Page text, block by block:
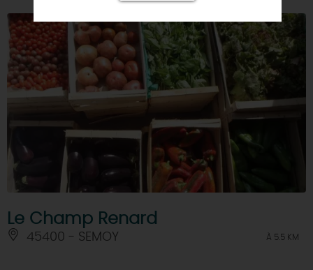
Le Champ Renard
45400 - SEMOY À 5.5 KM